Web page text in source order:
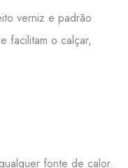
verniz e padrão
facilitam o calçar,
fonte de calor.